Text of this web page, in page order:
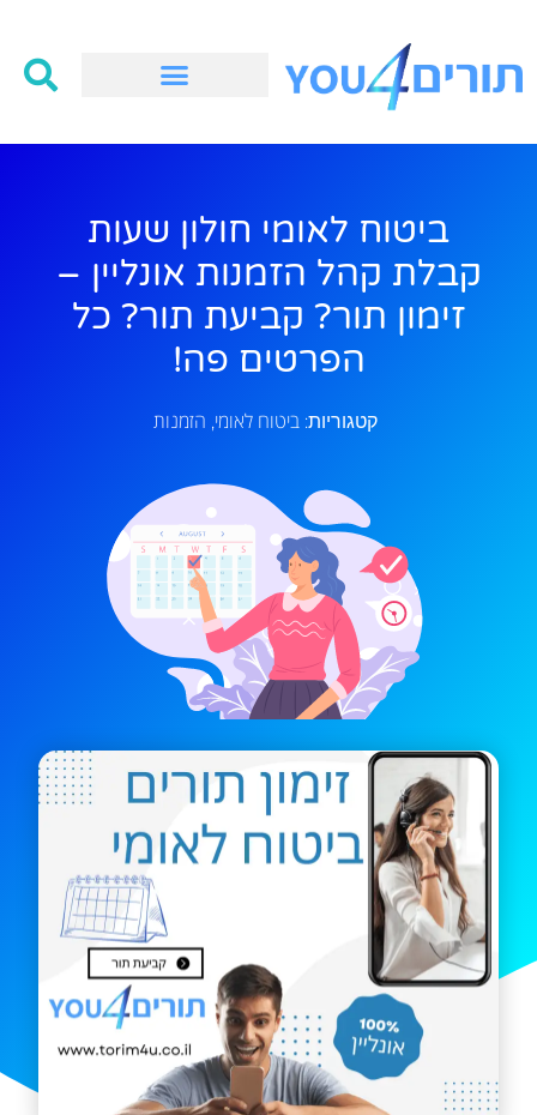
ביטוח לאומי חולון שעות
קבלת קהל הזמנות אונליין –
זימון תור? קביעת תור? כל
הפרטים פה!
קטגוריות: ביטוח לאומי הזמנות